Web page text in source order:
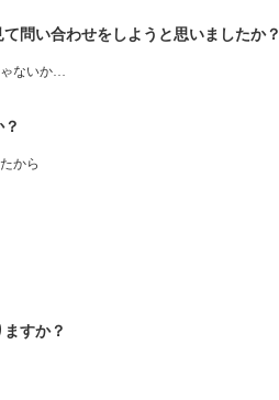
問い合わせをしようと思いましたか？
ないか…
から
すか？